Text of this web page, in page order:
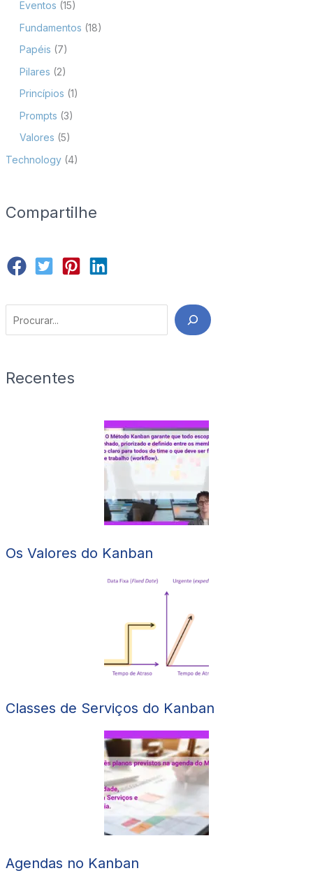
Eventos (15)
Fundamentos (18)
Papéis (7)
Pilares (2)
Princípios (1)
Prompts (3)
Valores (5)
Technology(4)
Compartilhe
Search
Recentes
Os Valores do Kanban
Classes de Serviços do Kanban
Agendas no Kanban